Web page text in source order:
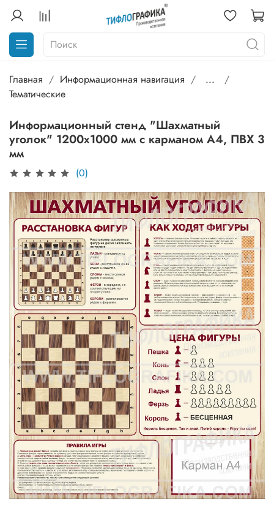
Главная Информационная навигация
...
Тематические
Информационный стенд "Шахматный
уголок" 1200х1000 мм с карманом А4, ПВХ 3
мм
(0)